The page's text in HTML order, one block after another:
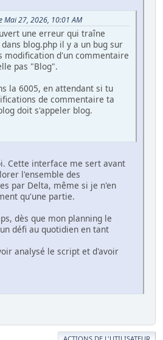
Mai 27, 2026, 10:01 AM
une erreur qui traîne
blog.php il y a un bug sur
modification d'un commentaire
pas "Blog".
la 6005, en attendant si tu
de commentaire ta
doit s'appeler blog.
Cette interface me sert avant
l'ensemble des
par Delta, même si je n'en
qu'une partie.
dès que mon planning le
défi au quotidien en tant
analysé le script et d'avoir